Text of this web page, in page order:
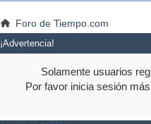
Foro de Tiempo.com
¡Advertencia!
Solamente usuarios
Por favor inicia sesión